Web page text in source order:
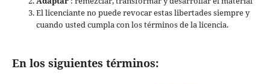
El licenciante no puede revocar estas libertades siempre y
cuando usted cumpla con los términos de la licencia.
En los siguientes términos: